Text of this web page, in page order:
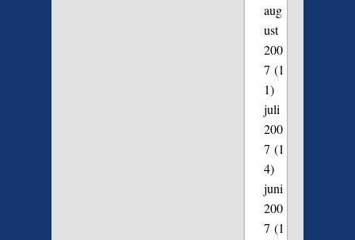
aug
ust
200
7 (1
1)
juli
200
7 (1
4)
juni
200
7 (1